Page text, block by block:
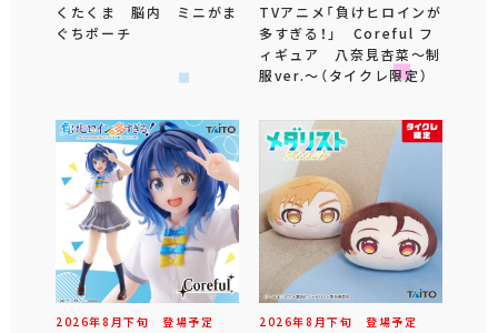
くたくま 脳内 ミニがま
ぐちポーチ
TVアニメ「負けヒロインが
多すぎる！」 Coreful フ
ィギュア 八奈見杏菜～制
服ver.～（タイクレ限定）
2026年8 月下旬 登場予定 2026年8 月下旬 登場予定